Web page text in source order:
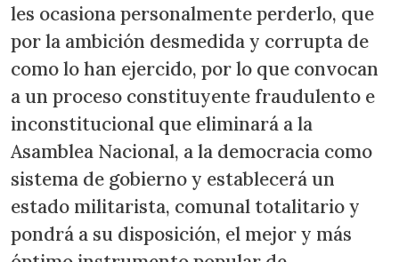
les ocasiona personalmente perderlo, que
por la ambición desmedida y corrupta de
como lo han ejercido, por lo que convocan
a un proceso constituyente fraudulento e
inconstitucional que eliminará a la
Asamblea Nacional, a la democracia como
sistema de gobierno y establecerá un
estado militarista, comunal totalitario y
pondrá a su disposición, el mejor y más